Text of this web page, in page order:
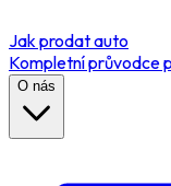
Jak prodat auto
Kompletní průvodce
O nás